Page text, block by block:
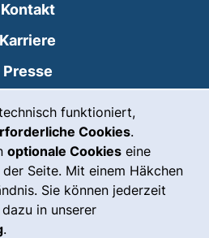
funktioniert,
Cookies.
optionale Cookies eine
Seite. Mit einem Häkchen
Sie können jederzeit
in unserer
.
Kontakt
Karriere
Presse
Sprache
Notfall(externer Link, öffnet